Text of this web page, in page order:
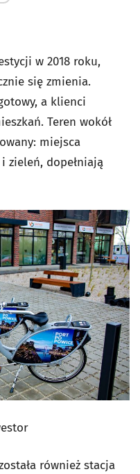
w 2018 roku,
się zmienia.
a klienci
Teren wokół
miejsca
zieleń, dopełniają
również stacja